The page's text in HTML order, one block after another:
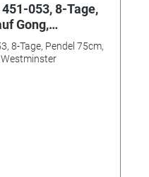
053, 8-Tage,
Gong,
8-Tage, Pendel 75cm,